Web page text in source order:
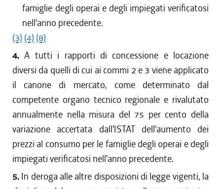
famiglie degli operai e degli impiegati verificatosi
nell'anno precedente.
(3) (4) (8)
4. A tutti i rapporti di concessione e locazione
diversi da quelli di cui ai commi 2 e 3 viene applicato
il canone di mercato, come determinato dal
competente organo tecnico regionale e rivalutato
annualmente nella misura del 75 per cento della
variazione accertata dall'ISTAT dell'aumento dei
prezzi al consumo per le famiglie degli operai e degli
impiegati verificatosi nell'anno precedente.
5. In deroga alle altre disposizioni di legge vigenti, la